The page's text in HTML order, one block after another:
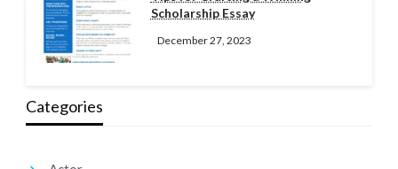
Scholarship Essay
December 27, 2023
Categories